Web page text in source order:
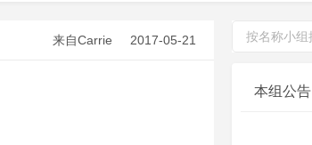
来自Carrie 2017-05-21
本组公告